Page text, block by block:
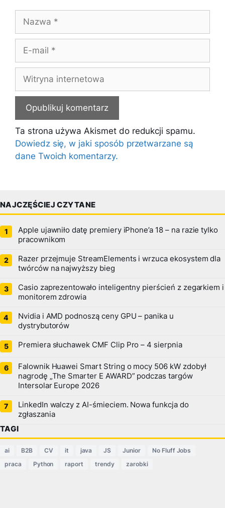
mail
internetowa
Ta strona używa Akismet do redukcji spamu.
Dowiedz się, w jaki sposób przetwarzane są
dane Twoich komentarzy.
NAJCZĘŚCIEJ CZYTANE
Apple ujawniło datę premiery iPhone’a 18 – na razie tylko
pracownikom
Razer przejmuje StreamElements i wrzuca ekosystem dla
twórców na najwyższy bieg
Casio zaprezentowało inteligentny pierścień z zegarkiem i
monitorem zdrowia
Nvidia i AMD podnoszą ceny GPU – panika u
dystrybutorów
Premiera słuchawek CMF Clip Pro – 4 sierpnia
Falownik Huawei Smart String o mocy 506 kW zdobył
nagrodę „The Smarter E AWARD” podczas targów
Intersolar Europe 2026
LinkedIn walczy z AI-śmieciem. Nowa funkcja do
zgłaszania
TAGI
ai B2B CV it java JS Junior
No Fluff Jobs
praca
Python raport trendy zarobki